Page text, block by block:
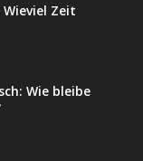
Wieviel Zeit
Wie bleibe